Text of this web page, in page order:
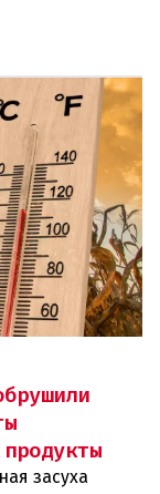
наглядно
засуха